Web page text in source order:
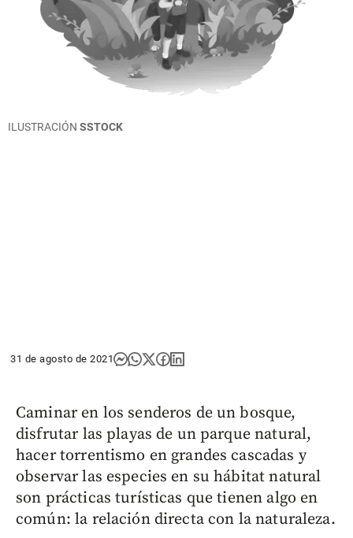
ILUSTRACIÓN SSTOCK
31 de agosto de 2021
Caminar en los senderos de un bosque,
disfrutar las playas de un parque natural,
hacer torrentismo en grandes cascadas y
observar las especies en su hábitat natural
son prácticas turísticas que tienen algo en
común: la relación directa con la naturaleza.